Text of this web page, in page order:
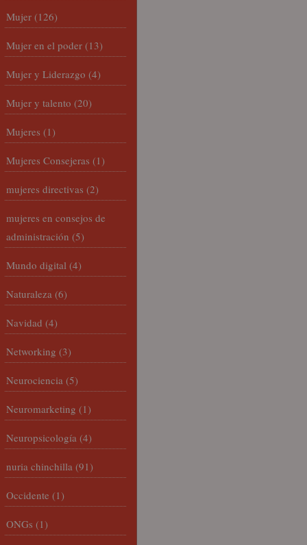
Mujer (126)
Mujer en el poder (13)
Mujer y Liderazgo (4)
Mujer y talento (20)
Mujeres (1)
Mujeres Consejeras (1)
mujeres directivas (2)
mujeres en consejos de
administración (5)
Mundo digital (4)
Naturaleza (6)
Navidad (4)
Networking (3)
Neurociencia (5)
Neuromarketing (1)
Neuropsicología (4)
nuria chinchilla (91)
Occidente (1)
ONGs (1)